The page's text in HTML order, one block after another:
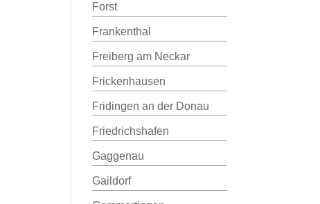
Forst
Frankenthal
Freiberg am Neckar
Frickenhausen
Fridingen an der Donau
Friedrichshafen
Gaggenau
Gaildorf